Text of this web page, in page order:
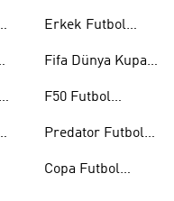
Erkek Futbol
Fifa Dünya Kupası
F50 Futbol
Predator Futbol
Copa Futbol